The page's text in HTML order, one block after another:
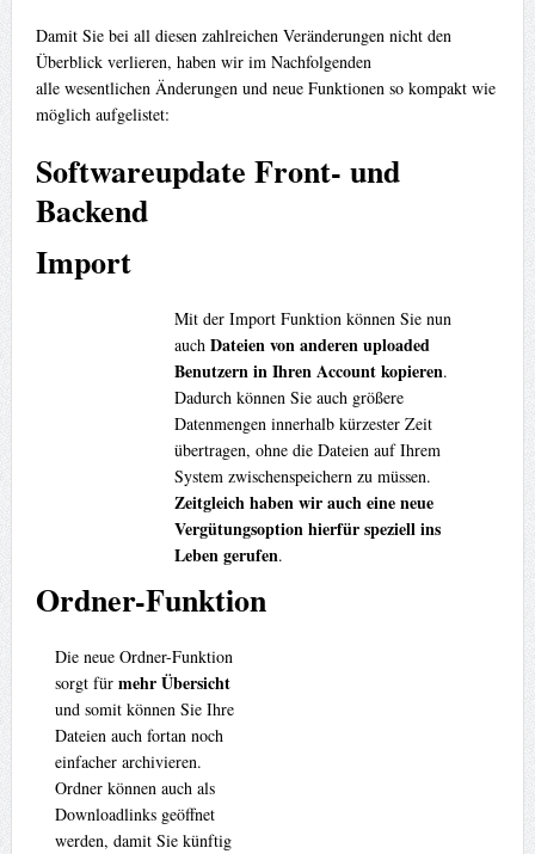
Damit Sie bei all diesen zahlreichen Veränderungen nicht den
Überblick verlieren, haben wir im Nachfolgenden
alle wesentlichen Änderungen und neue Funktionen so kompakt wie
möglich aufgelistet:
Softwareupdate Front- und
Backend
Import
Mit der Import Funktion können Sie nun
auch Dateien von anderen uploaded
Benutzern in Ihren Account kopieren.
Dadurch können Sie auch größere
Datenmengen innerhalb kürzester Zeit
übertragen, ohne die Dateien auf Ihrem
System zwischenspeichern zu müssen.
Zeitgleich haben wir auch eine neue
Vergütungsoption hierfür speziell ins
Leben gerufen.
Ordner-Funktion
Die neue Ordner-Funktion
sorgt für mehr Übersicht
und somit können Sie Ihre
Dateien auch fortan noch
einfacher archivieren.
Ordner können auch als
Downloadlinks geöffnet
werden, damit Sie künftig